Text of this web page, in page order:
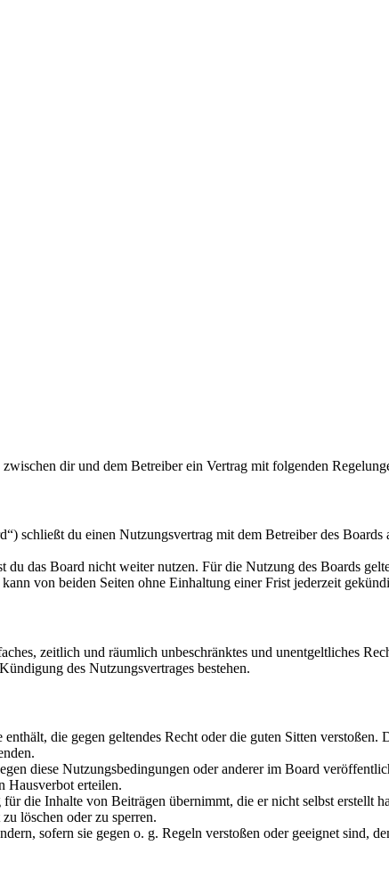
dir und dem Betreiber ein Vertrag mit folgenden
schließt du einen Nutzungsvertrag mit dem Betreiber des
du das Board nicht weiter nutzen. Für die Nutzung des Boards
von beiden Seiten ohne Einhaltung einer Frist jederzeit
zeitlich und räumlich unbeschränktes und unentgeltliches
des Nutzungsvertrages bestehen.
die gegen geltendes Recht oder die guten Sitten verstoßen.
diese Nutzungsbedingungen oder anderer im Board
Hausverbot erteilen.
die Inhalte von Beiträgen übernimmt, die er nicht selbst erstellt
löschen oder zu sperren.
sofern sie gegen o. g. Regeln verstoßen oder geeignet sind,